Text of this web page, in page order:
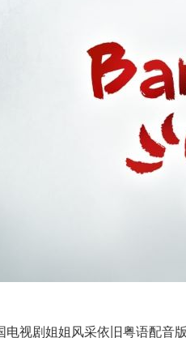
电视剧姐姐风采依旧粤语配音